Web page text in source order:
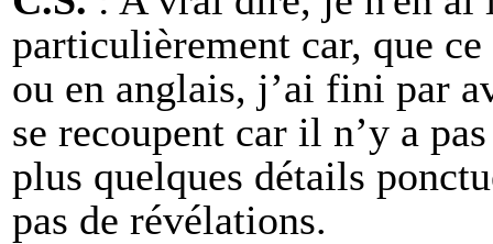
particulièrement car, que
ou en anglais, j’ai fini par
se recoupent car il n’y a
plus quelques détails
pas de révélations.